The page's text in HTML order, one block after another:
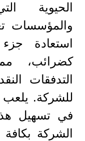
الحيوية
والمؤسسات
استعادة
كضرائب،
التدفقات
للشركة. يلعب
في تسهيل
الشركة